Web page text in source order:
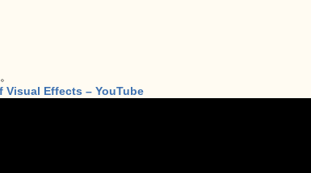
Visual Effects – YouTube